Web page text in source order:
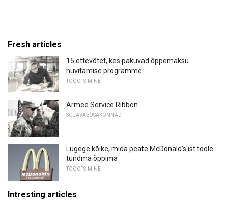
Fresh articles
15 ettevõtet, kes pakuvad õppemaksu
hüvitamise programme
TÖÖOTSIMINE
Armee Service Ribbon
SÕJAVÄEOSAKONNAD
Lugege kõike, mida peate McDonald's'ist tööle
tundma õppima
TÖÖOTSIMINE
Intresting articles